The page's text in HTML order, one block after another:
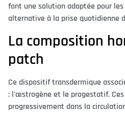
font une solution adaptée pour
alternative à la prise quotidienne
La composition
patch
Ce dispositif transdermique
: l'œstrogène et le progestatif.
progressivement dans la